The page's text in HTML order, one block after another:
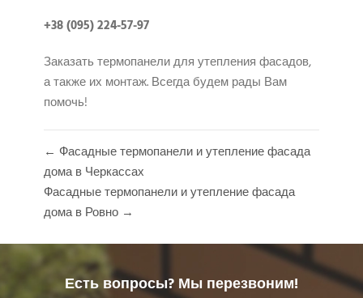
+38 (095) 224-57-97
Заказать термопанели для утепления фасадов,
а также их монтаж. Всегда будем рады Вам
помочь!
← Фасадные термопанели и утепление фасада
дома в Черкассах
Фасадные термопанели и утепление фасада
дома в Ровно →
Есть вопросы? Мы перезвоним!